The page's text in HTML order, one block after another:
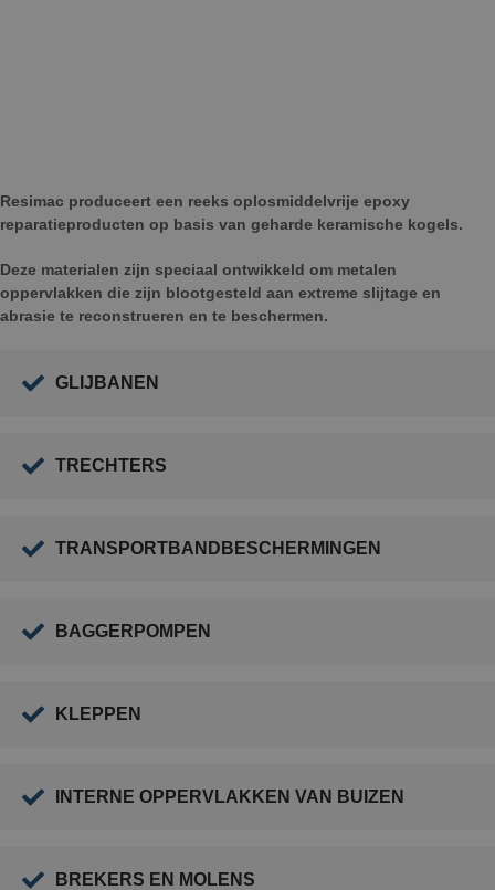
Resimac produceert een reeks oplosmiddelvrije epoxy
reparatieproducten op basis van geharde keramische kogels.
Deze materialen zijn speciaal ontwikkeld om metalen
oppervlakken die zijn blootgesteld aan extreme slijtage en
abrasie te reconstrueren en te beschermen.
GLIJBANEN
TRECHTERS
TRANSPORTBANDBESCHERMINGEN
BAGGERPOMPEN
KLEPPEN
INTERNE OPPERVLAKKEN VAN BUIZEN
BREKERS EN MOLENS